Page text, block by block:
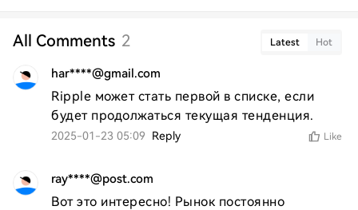
All Comments 2 Latest Hot
har****@gmail.com
Ripple может стать первой в списке, если
будет продолжаться текущая тенденция.
2025-01-23 05:09 Reply Like
ray****@post.com
Вот это интересно! Рынок постоянно